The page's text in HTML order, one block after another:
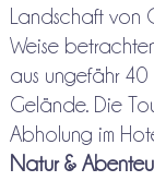
Landschaft
Weise
aus ungefähr
Gelände. Die
Abholung im
Natur &